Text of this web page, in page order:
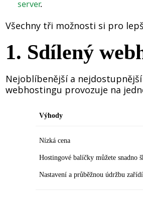
server.
Všechny tři možnosti si pro
1. Sdílený
Nejoblíbenější a
webhostingu provozuje na
Výhody
Nízká cena
Hostingové balíčky můžete snadno
Nastavení a průběžnou údržbu